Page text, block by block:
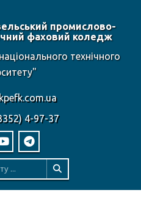
промислово-
фаховий коледж
технічного
4-97-37